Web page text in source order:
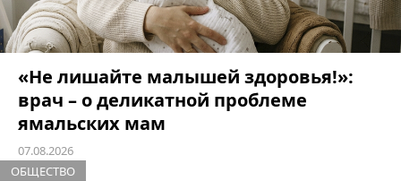
«Не лишайте малышей здоровья!»:
врач – о деликатной проблеме
ямальских мам
07.08.2026
ОБЩЕСТВО